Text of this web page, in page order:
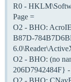
R0 -
Page =
O2 - BHO:
B87D-
O2 - BHO: (no
206D7942484F}
O2 - BHO: